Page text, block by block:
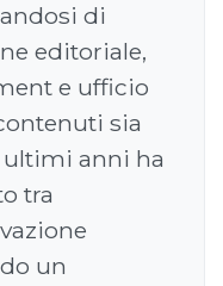
di
editoriale,
e ufficio
sia
ultimi anni ha
tra
un